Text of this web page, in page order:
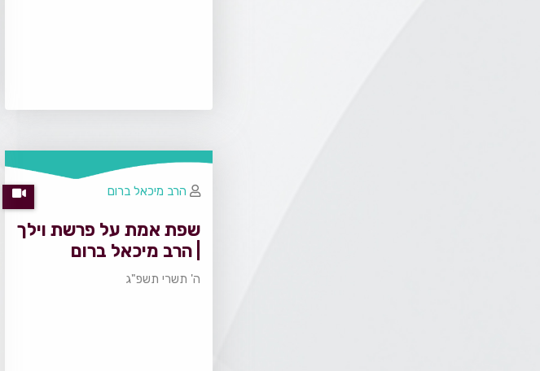
שפת אמת על פרשת וילך
| הרב מיכאל ברום
ה' תשרי תשפ"ג
הרב מיכאל ברום